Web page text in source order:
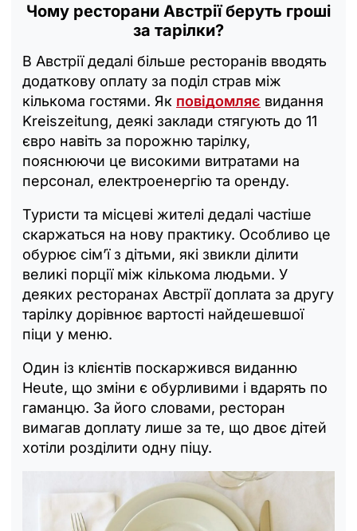
Чому ресторани Австрії беруть гроші
за тарілки?
В Австрії дедалі більше ресторанів вводять
додаткову оплату за поділ страв між
кількома гостями. Як повідомляє видання
Kreiszeitung, деякі заклади стягують до 11
євро навіть за порожню тарілку,
пояснюючи це високими витратами на
персонал, електроенергію та оренду.
Туристи та місцеві жителі дедалі частіше
скаржаться на нову практику. Особливо це
обурює сім’ї з дітьми, які звикли ділити
великі порції між кількома людьми. У
деяких ресторанах Австрії доплата за другу
тарілку дорівнює вартості найдешевшої
піци у меню.
Один із клієнтів поскаржився виданню
Heute, що зміни є обурливими і вдарять по
гаманцю. За його словами, ресторан
вимагав доплату лише за те, що двоє дітей
хотіли розділити одну піцу.